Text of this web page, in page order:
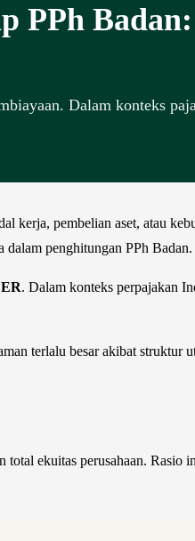
PPh
Dalam konteks
kerja, pembelian aset, atau
dalam penghitungan PPh Badan.
. Dalam konteks perpajakan
terlalu besar akibat struktur
ekuitas perusahaan.